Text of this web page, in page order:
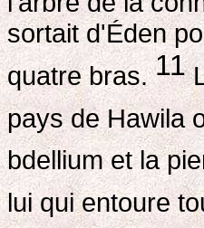
sortait d'Éden
quatre bras.11
pays de Hawila
bdellium et la
lui qui entoure